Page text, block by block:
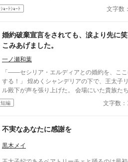
せられるのが分かっているならやりようはあ
━これは前世から家族である、転生一家の国外
ｼｮｰﾄｼｮｰﾄ 文字数
婚約破棄宣言をされても、涙より先に
こみあげました。
一ノ瀬和葉
「――セシリア・エルディアとの婚約を、こ
する！」 煌めくシャンデリアの下で、王太子
ル殿下が声を張り上げた。 会場にいた貴族たちは一
斉に息を呑み、舞踏の音楽さえ止まる。 ……ああ、
やっと来たか。 婚約破棄。断罪。悪役令嬢へ
の醜態をさらす―― ……はずだったのだろう。周囲
の期待としては。 だが、残念。 私の胸に込み
きたのは、涙ではなく、笑いだった。 （だって……
短編 文字数
不実なあなたに感謝を
黒木メイ